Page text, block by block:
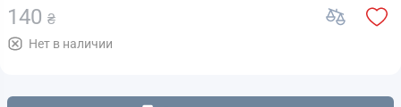
140 ₴
Нет в наличии